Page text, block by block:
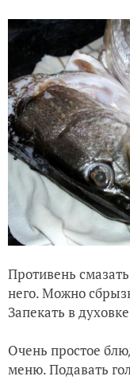
Противень
него. Можно
Запекать в
Очень простое
меню. Подавать